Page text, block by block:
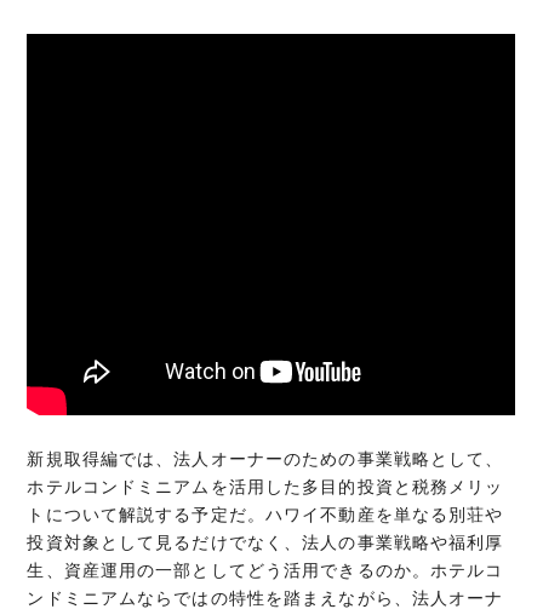
新規取得編では、法人オーナーのための事業戦略として、
ホテルコンドミニアムを活用した多目的投資と税務メリッ
トについて解説する予定だ。ハワイ不動産を単なる別荘や
投資対象として見るだけでなく、法人の事業戦略や福利厚
生、資産運用の一部としてどう活用できるのか。ホテルコ
ンドミニアムならではの特性を踏まえながら、法人オーナ